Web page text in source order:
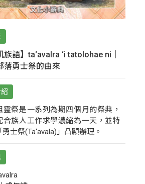
族語】ta‘avalra ‘i tatolohae ni｜
落勇士祭的由來
靈祭是一系列為期四個月的祭典，
合族人工作求學濃縮為一天，並特
士祭(Ta‘avala)」凸顯辦理。